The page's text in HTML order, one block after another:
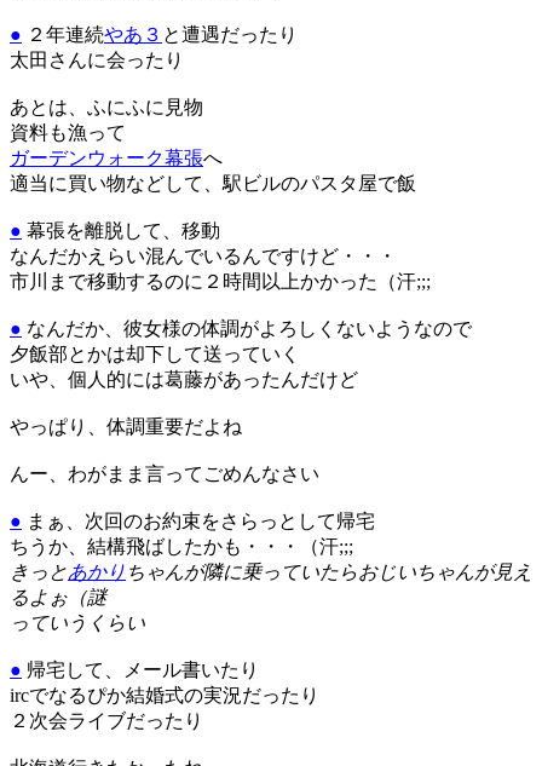
● ２年連続やあ３ と遭遇だったり
太田さんに会ったり
あとは、ふにふに見物
資料も漁って
ガーデンウォーク幕張へ
適当に買い物などして、駅ビルのパスタ屋で飯
● 幕張を離脱して、移動
なんだかえらい混んでいるんですけど・・・
市川まで移動するのに２時間以上かかった（汗;;;
● なんだか、彼女様の体調がよろしくないようなので
夕飯部とかは却下して送っていく
いや、個人的には葛藤があったんだけど
やっぱり、体調重要だよね
んー、わがまま言ってごめんなさい
● まぁ、次回のお約束をさらっとして帰宅
ちうか、結構飛ばしたかも・・・（汗;;;
きっとあかり ちゃんが隣に乗っていたらおじいちゃんが見え
るよぉ（謎
っていうくらい
● 帰宅して、メール書いたり
ircでなるぴか結婚式の実況だったり
２次会ライブだったり